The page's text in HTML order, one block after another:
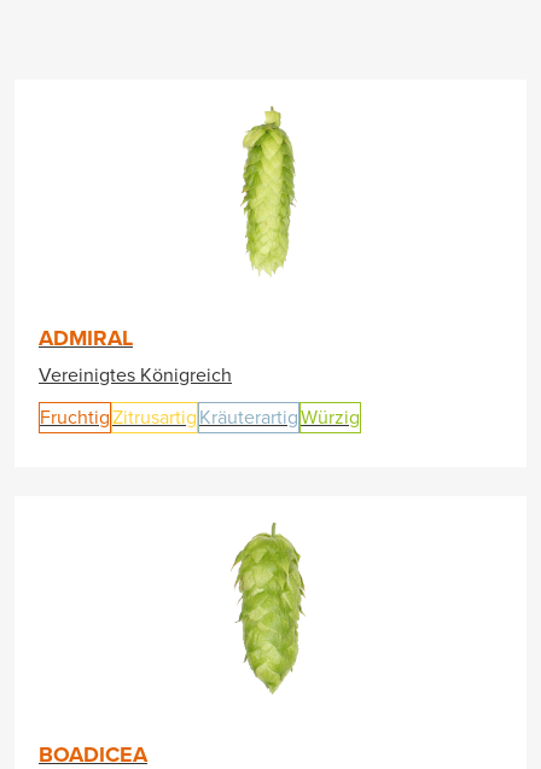
ADMIRAL
Vereinigtes Königreich
FruchtigZitrusartig KräuterartigWürzig
BOADICEA